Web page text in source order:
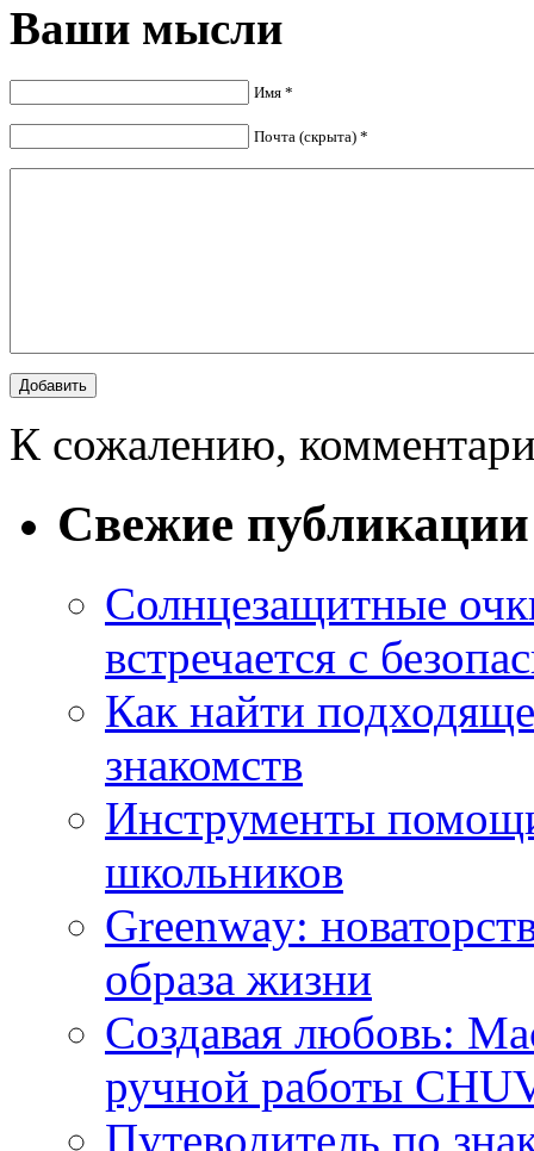
Ваши мысли
Имя *
Почта (скрыта) *
К сожалению,
Свежие публикации
Солнцезащитные
встречается с
Как найти
знакомств
Инструменты
школьников
Greenway:
образа жизни
Создавая любовь:
ручной работы
Путеводитель по